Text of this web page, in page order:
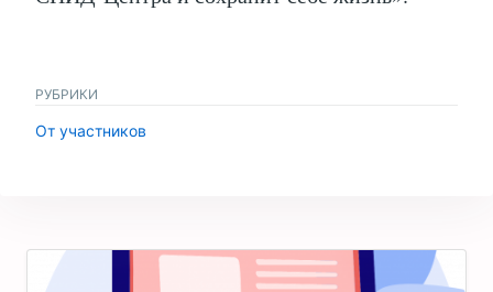
РУБРИКИ
От участников